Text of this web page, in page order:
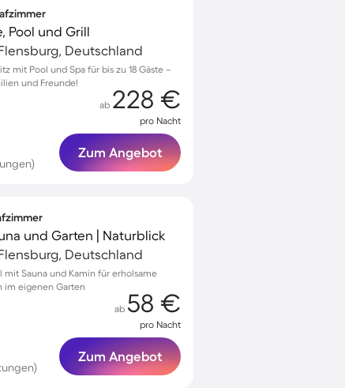
Pool und Grill
Deutschland
mit Pool und Spa für bis zu 18 Gäste –
und Freunde!
ab 228 €
pro Nacht
Zum Angebot
und Garten | Naturblick
Deutschland
mit Sauna und Kamin für erholsame
im eigenen Garten
ab 58 €
pro Nacht
Zum Angebot